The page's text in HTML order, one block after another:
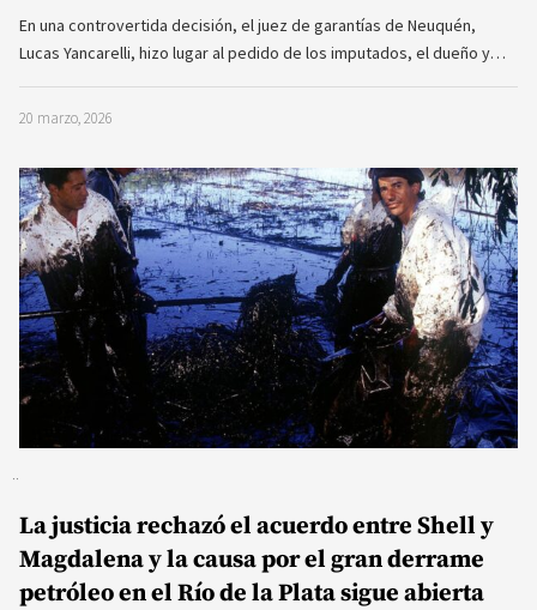
En una controvertida decisión, el juez de garantías de Neuquén,
Lucas Yancarelli, hizo lugar al pedido de los imputados, el dueño y…
20 marzo, 2026
La justicia rechazó el acuerdo entre Shell y
Magdalena y la causa por el gran derrame
petróleo en el Río de la Plata sigue abierta